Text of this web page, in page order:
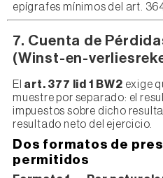
epígrafes mínimos del art. 364
7. Cuenta de
(Winst-en-
El art. 377 lid 1 BW2 exige
muestre por separado: el
impuestos sobre dicho
resultado neto del ejercicio.
Dos formatos de
permitidos